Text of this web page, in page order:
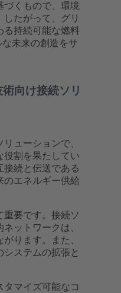
づくもので、環境
たがって、グリ
る持続可能な燃料
未来の創造をサ
向け接続ソリ
ューションで、
役割を果たしてい
接続と伝送である
のエネルギー供給
重要です。接続ソ
ットワークは、
ります。また、
ステムの拡張と
タマイズ可能なコ